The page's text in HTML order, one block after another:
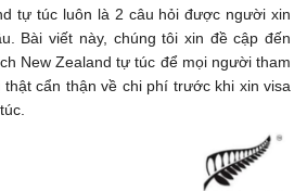
tự túc luôn là 2 câu hỏi được người xin
Bài viết này, chúng tôi xin đề cập đến
New Zealand tự túc để mọi người tham
cẩn thận về chi phí trước khi xin visa